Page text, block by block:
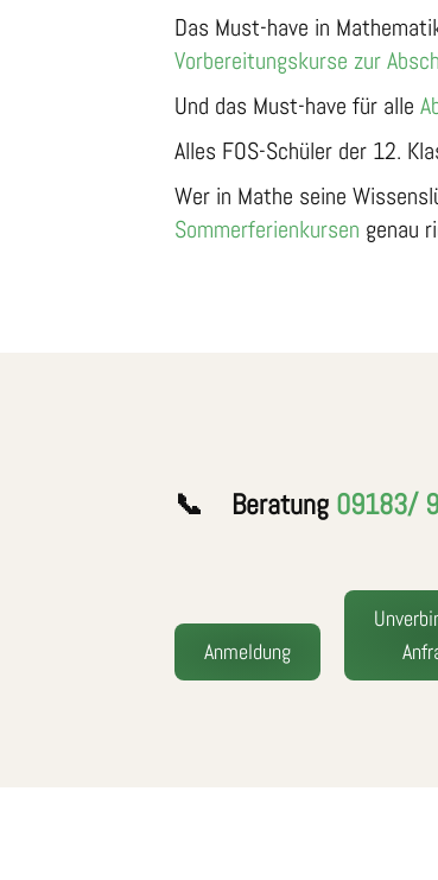
Das Must-have in
Vorbereitungskurse zur
Und das Must-have für alle
Alles FOS-Schüler der 12.
Wer in Mathe seine
Sommerferienkursen genau
📞 Beratung 09183/
Anmeldung